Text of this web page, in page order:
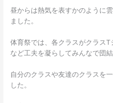
昼からは熱気を表すかのように
ました。
体育祭では、各クラスがクラス
など工夫を凝らしてみんなで団
自分のクラスや友達のクラスを
した。